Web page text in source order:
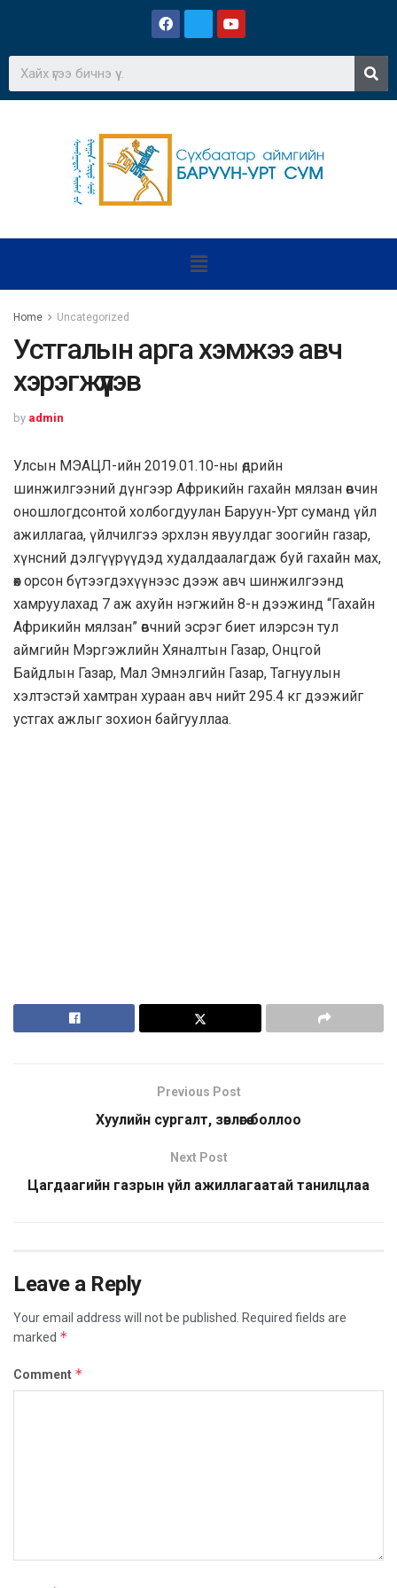
Home Uncategorized
Устгалын арга хэмжээ авч
хэрэгжүүлэв
by admin
Улсын МЭАЦЛ-ийн 2019.01.10-ны өдрийн
шинжилгээний дүнгээр Африкийн гахайн мялзан өвчин
оношлогдсонтой холбогдуулан Баруун-Урт суманд үйл
ажиллагаа, үйлчилгээ эрхлэн явуулдаг зоогийн газар,
хүнсний дэлгүүрүүдэд худалдаалагдаж буй гахайн мах,
өөх орсон бүтээгдэхүүнээс дээж авч шинжилгээнд
хамруулахад 7 аж ахуйн нэгжийн 8-н дээжинд “Гахайн
Африкийн мялзан” өвчний эсрэг биет илэрсэн тул
аймгийн Мэргэжлийн Хяналтын Газар, Онцгой
Байдлын Газар, Мал Эмнэлгийн Газар, Тагнуулын
хэлтэстэй хамтран хураан авч нийт 295.4 кг дээжийг
устгах ажлыг зохион байгууллаа.
Previous Post
Хуулийн сургалт, зөвлөгөө боллоо
Next Post
Цагдаагийн газрын үйл ажиллагаатай танилцлаа
Leave a Reply
Your email address will not be published.
Required fields are
marked *
Comment *